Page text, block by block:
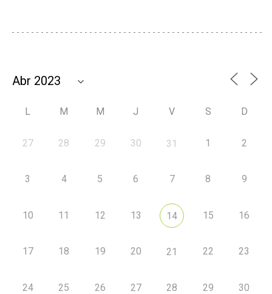
L M M J V S D
27 28 29 30 31 1 2
3 4 5 6 7 8 9
10 11 12 13 14 15 16
17 18 19 20 21 22 23
24 25 26 27 28 29 30